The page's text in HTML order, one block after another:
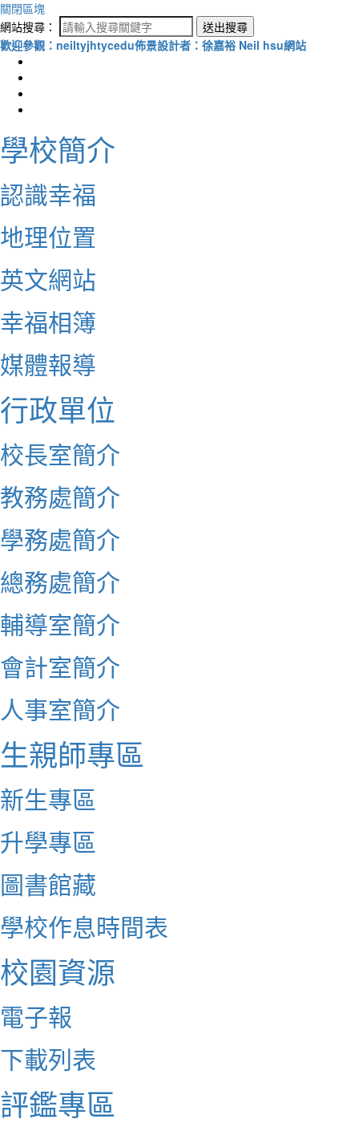
關閉區塊
網站搜尋：
送出搜尋
歡迎參觀：neiltyjhtycedu佈景設計者：徐嘉裕 Neil hsu網站
學校簡介
認識幸福
地理位置
英文網站
幸福相簿
媒體報導
行政單位
校長室簡介
教務處簡介
學務處簡介
總務處簡介
輔導室簡介
會計室簡介
人事室簡介
生親師專區
新生專區
升學專區
圖書館藏
學校作息時間表
校園資源
電子報
下載列表
評鑑專區